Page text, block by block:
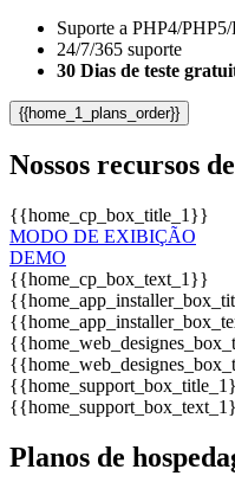
Suporte a PHP4/
24/7/365 suporte
30 Dias de teste
{{home_1_plans_order}}
Nossos recursos
{{home_cp_box_title_1}}
MODO DE EXIBIÇÃO
DEMO
{{home_cp_box_text_1}}
Planos de